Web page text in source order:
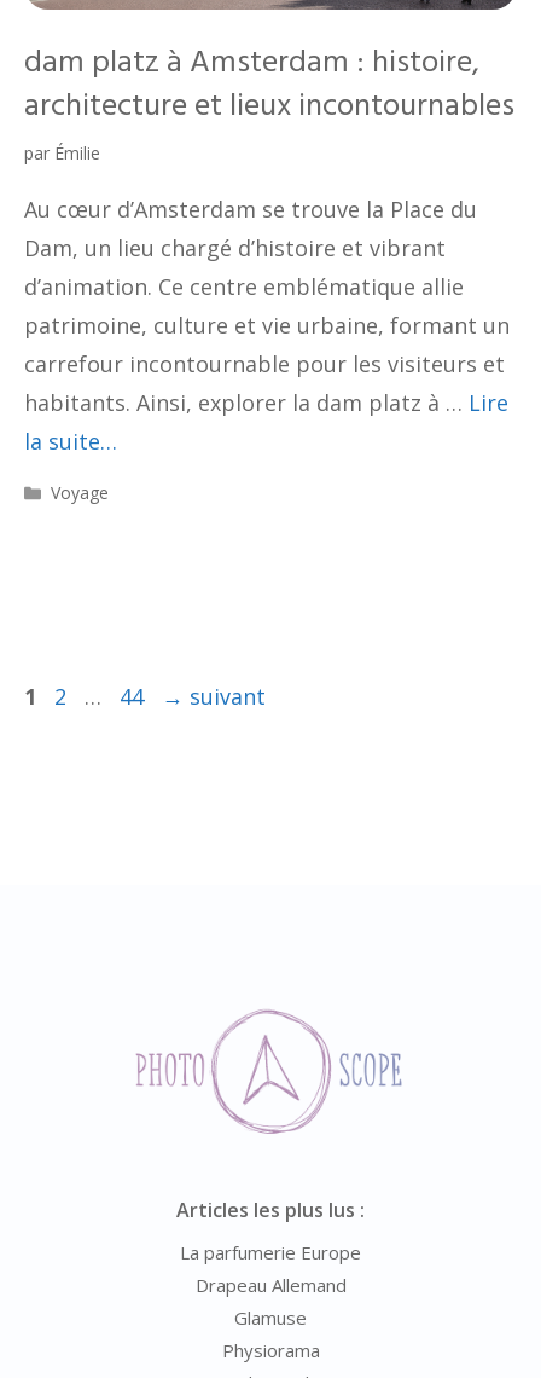
dam platz à Amsterdam : histoire,
architecture et lieux incontournables
par Émilie
Au cœur d’Amsterdam se trouve la Place du
Dam, un lieu chargé d’histoire et vibrant
d’animation. Ce centre emblématique allie
patrimoine, culture et vie urbaine, formant un
carrefour incontournable pour les visiteurs et
habitants. Ainsi, explorer la dam platz à … Lire
la suite…
Catégories
Voyage
Page
1 Page
2 … Page
44 → suivant
Articles les plus lus :
La parfumerie Europe
Drapeau Allemand
Glamuse
Physiorama